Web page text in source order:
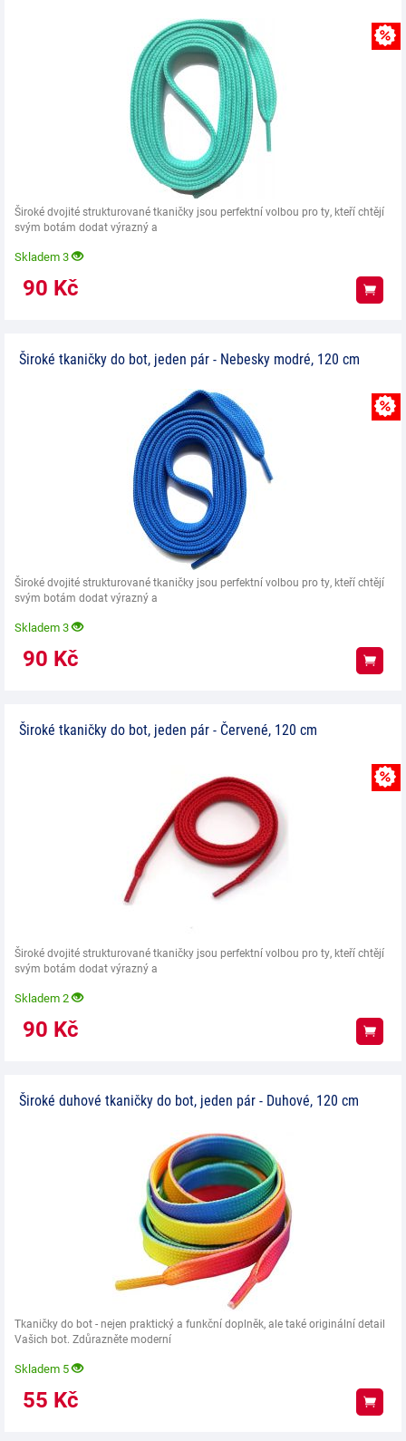
Široké dvojité strukturované tkaničky jsou perfektní volbou pro ty, kteří chtějí
svým botám dodat výrazný a
Skladem 3
90 Kč
Široké tkaničky do bot, jeden pár - Nebesky modré, 120 cm
Široké dvojité strukturované tkaničky jsou perfektní volbou pro ty, kteří chtějí
svým botám dodat výrazný a
Skladem 3
90 Kč
Široké tkaničky do bot, jeden pár - Červené, 120 cm
Široké dvojité strukturované tkaničky jsou perfektní volbou pro ty, kteří chtějí
svým botám dodat výrazný a
Skladem 2
90 Kč
Široké duhové tkaničky do bot, jeden pár - Duhové, 120 cm
Tkaničky do bot - nejen praktický a funkční doplněk, ale také originální detail
Vašich bot. Zdůrazněte moderní
Skladem 5
55 Kč